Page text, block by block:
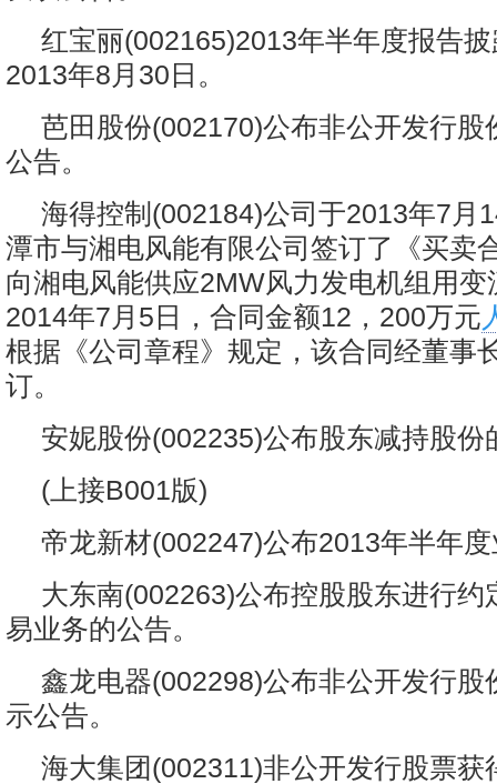
红宝丽(002165)2013年半年度报告
2013年8月30日。
芭田股份(002170)公布非公开发行股
公告。
海得控制(002184)公司于2013年7月
潭市与湘电风能有限公司签订了《买卖
向湘电风能供应2MW风力发电机组用
2014年7月5日，合同金额12，200万元
根据《公司章程》规定，该合同经董事
订。
安妮股份(002235)公布股东减持股份
(上接B001版)
帝龙新材(002247)公布2013年半年
大东南(002263)公布控股股东进行约
易业务的公告。
鑫龙电器(002298)公布非公开发行股
示公告。
海大集团(002311)非公开发行股票获